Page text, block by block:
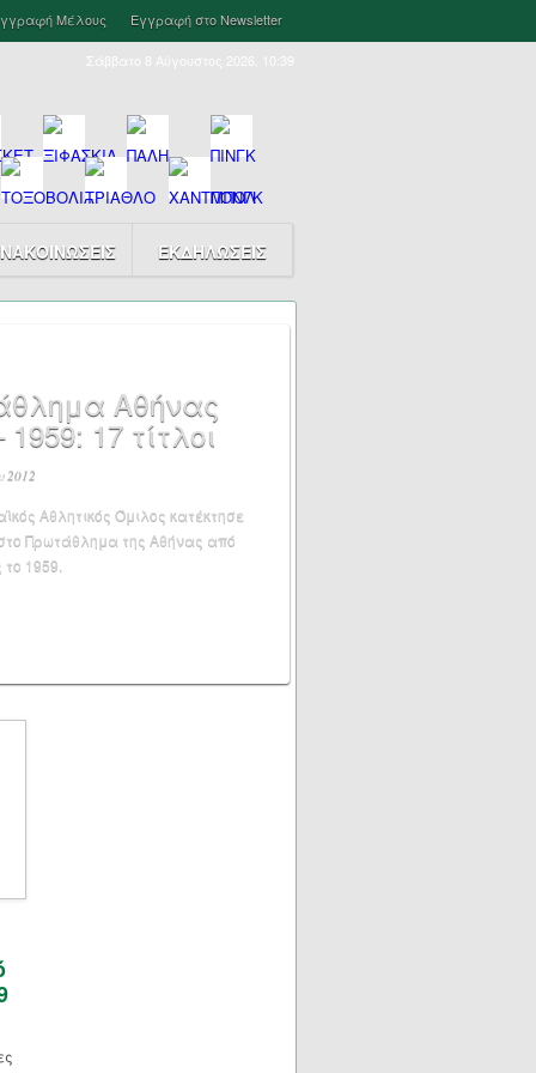
Μέλους Εγγραφή στο Newsletter
Σάββατο 8 Αύγουστος 2026, 10:39
ΕΚΔΗΛΩΣΕΙΣ
Αθήνας
1959: 17 τίτλοι
2012
Αθλητικός Όμιλος κατέκτησε
Πρωτάθλημα της Αθήνας από
1959.